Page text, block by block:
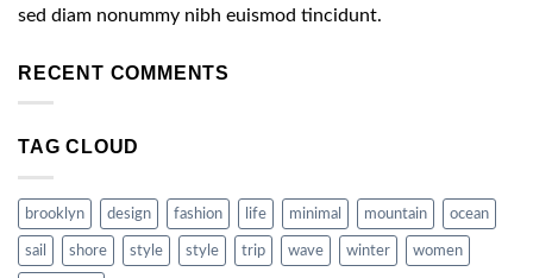
sed diam nonummy nibh euismod tincidunt.
RECENT COMMENTS
TAG CLOUD
brooklyn design fashion life minimal mountain ocean
sail shore style style trip wave winter women